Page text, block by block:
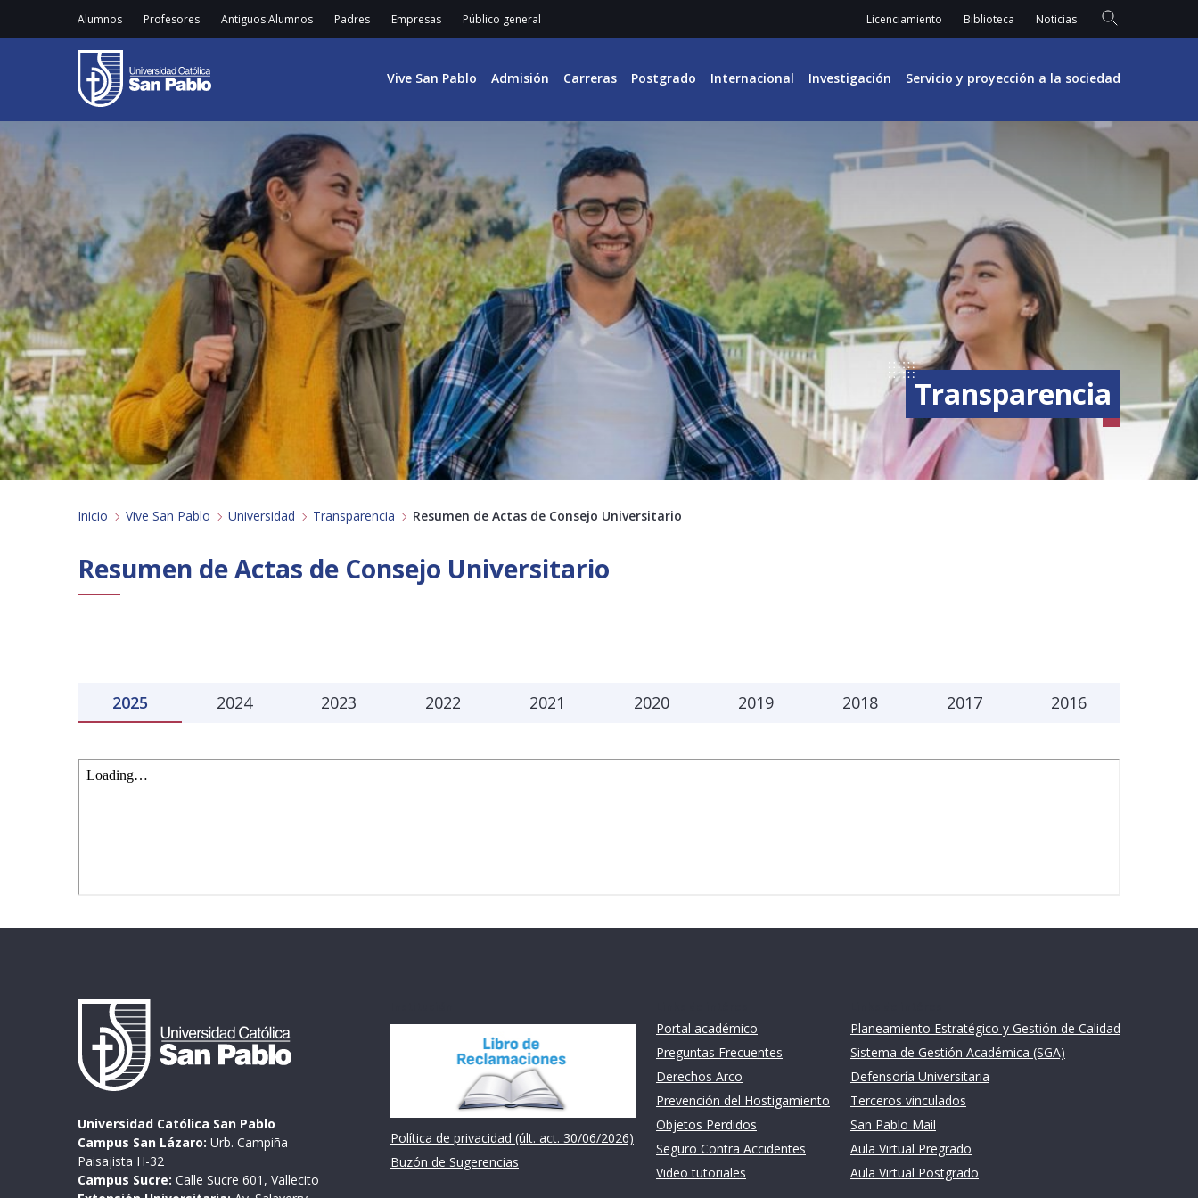
Alumnos Profesores Antiguos Alumnos Padres Empresas Público general Licenciamiento Biblioteca Noticias
Vive San Pablo Admisión Carreras Postgrado Internacional Investigación Servicio y proyección a la sociedad
Transparencia
Inicio Vive San Pablo Universidad Transparencia Resumen de Actas de Consejo Universitario
Resumen de Actas de Consejo Universitario
2025 2024 2023 2022 2021 2020 2019 2018 2017 2016
Universidad Católica San Pablo
Campus San Lázaro: Urb. Campiña
Paisajista H-32
Campus Sucre: Calle Sucre 601, Vallecito
Política de privacidad (últ. act. 30/06/2026)
Buzón de Sugerencias
Portal académico
Preguntas Frecuentes
Derechos Arco
Prevención del Hostigamiento
Objetos Perdidos
Seguro Contra Accidentes
Video tutoriales
Planeamiento Estratégico y Gestión de Calidad
Sistema de Gestión Académica (SGA)
Defensoría Universitaria
Terceros vinculados
San Pablo Mail
Aula Virtual Pregrado
Aula Virtual Postgrado